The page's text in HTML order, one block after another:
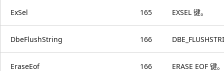
ExSel 165 EXSEL 键。
DbeFlushString 166
EraseEof 166 ERASE EOF 键。